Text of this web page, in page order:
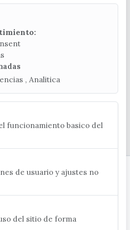
OFICINA DE TURISMO
104
CP 29740 - Torre del Mar
Necesarias , Preferencias , Analitica
funcionamiento basico del
de usuario y ajustes no
del sitio de forma